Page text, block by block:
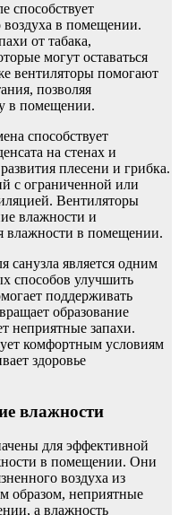
способствует
в помещении.
от табака,
могут оставаться
вентиляторы помогают
позволяя
в помещении.
способствует
на стенах и
плесени и грибка.
с ограниченной или
Вентиляторы
влажности и
влажности в помещении.
санузла является одним
способов улучшить
поддерживать
образование
неприятные запахи.
комфортным условиям
здоровье
влажности
для эффективной
в помещении. Они
воздуха из
образом, неприятные
а влажность